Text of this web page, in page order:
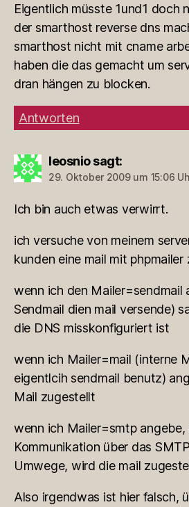
Eigentlich müsste 1und1 doch
der smarthost reverse dns
smarthost nicht mit cname
haben die das gemacht um
dran hängen zu blocken.
Antworten
leosnio sagt:
29. Oktober 2009 um 15:06
Ich bin auch etwas verwirrt.
ich versuche von meinem
kunden eine mail mit phpmailer
wenn ich den Mailer=sendmail
Sendmail dien mail versende)
die DNS misskonfiguriert ist
wenn ich Mailer=mail (interne
eigentlcih sendmail benutz)
Mail zugestellt
wenn ich Mailer=smtp
Kommunikation über das
Umwege, wird die mail
Also irgendwas ist hier falsch,